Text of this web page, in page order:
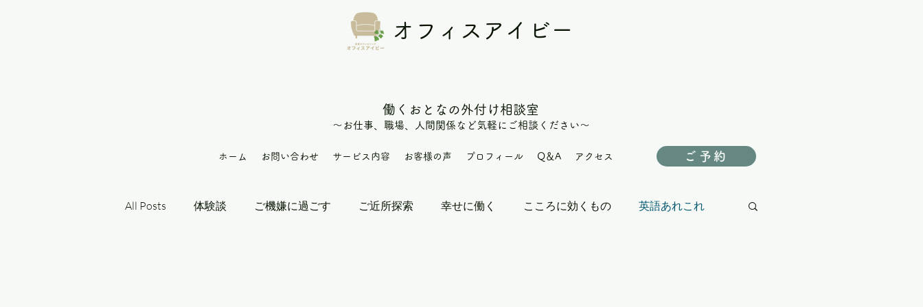
オフィスアイビー
働くおとなの外付け相談室
～お仕事、職場、人間関係など 気軽にご相談 ​ください ～
ホーム お問い合わせ サービス内容 お客様の声 プロフィール Q＆A アクセス ご予約
All Posts 体験談 ご機嫌に過ごす ご近所探索 幸せに働く こころに効くもの 英語あれこれ